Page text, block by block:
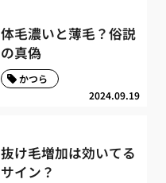
体毛濃いと薄毛？俗説
の真偽
2024.09.19
かつら
抜け毛増加は効いてる
サイン？